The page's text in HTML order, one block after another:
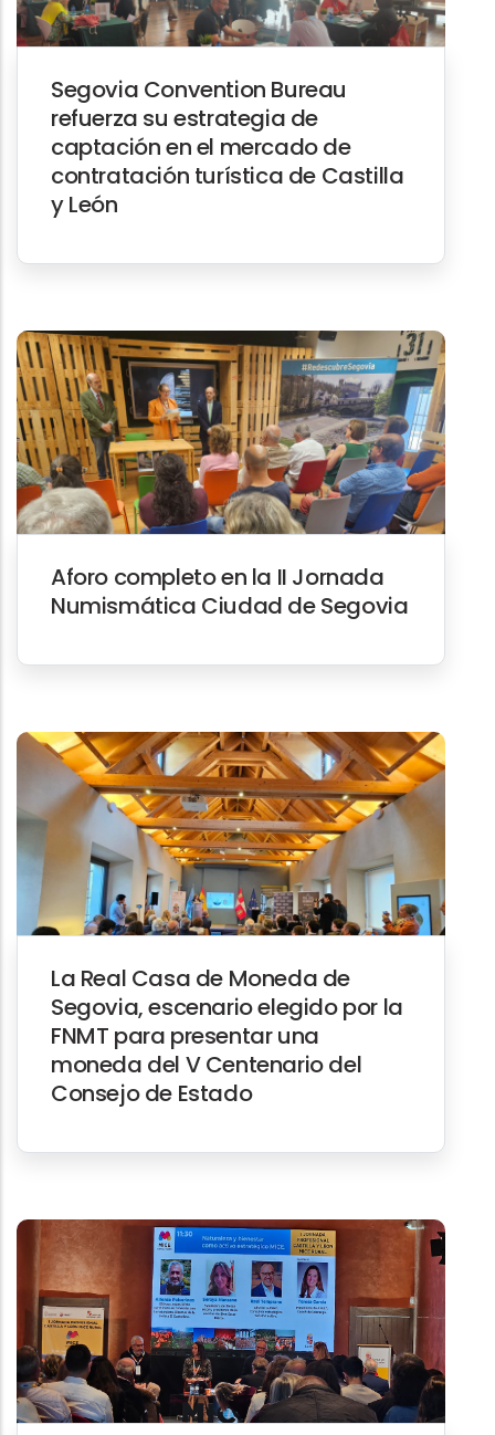
Segovia Convention Bureau
refuerza su estrategia de
captación en el mercado de
contratación turística de Castilla
y León
Aforo completo en la II Jornada
Numismática Ciudad de Segovia
La Real Casa de Moneda de
Segovia, escenario elegido por la
FNMT para presentar una
moneda del V Centenario del
Consejo de Estado